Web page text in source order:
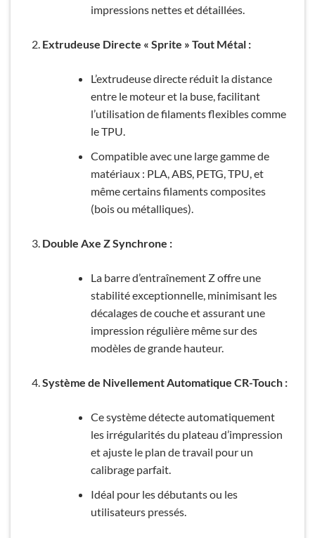
impressions nettes et détaillées.
Extrudeuse Directe « Sprite » Tout Métal :
L’extrudeuse directe réduit la distance
entre le moteur et la buse, facilitant
l’utilisation de filaments flexibles comme
le TPU.
Compatible avec une large gamme de
matériaux : PLA, ABS, PETG, TPU, et
même certains filaments composites
(bois ou métalliques).
Double Axe Z Synchrone :
La barre d’entraînement Z offre une
stabilité exceptionnelle, minimisant les
décalages de couche et assurant une
impression régulière même sur des
modèles de grande hauteur.
Système de Nivellement Automatique CR-Touch :
Ce système détecte automatiquement
les irrégularités du plateau d’impression
et ajuste le plan de travail pour un
calibrage parfait.
Idéal pour les débutants ou les
utilisateurs pressés.